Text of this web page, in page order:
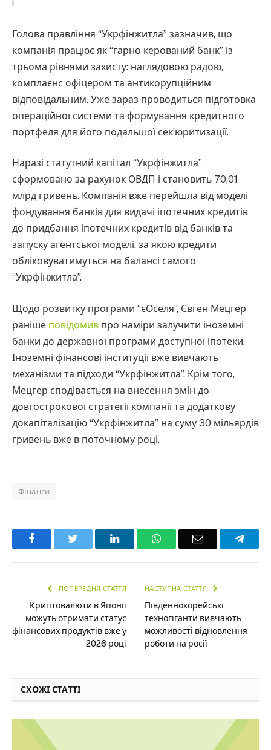
Голова правління “Укрфінжитла” зазначив, що
компанія працює як “гарно керований банк” із
трьома рівнями захисту: наглядовою радою,
комплаєнс офіцером та антикорупційним
відповідальним. Уже зараз проводиться підготовка
операційної системи та формування кредитного
портфеля для його подальшої сек’юритизації.
Наразі статутний капітал “Укрфінжитла”
сформовано за рахунок ОВДП і становить 70,01
млрд гривень. Компанія вже перейшла від моделі
фондування банків для видачі іпотечних кредитів
до придбання іпотечних кредитів від банків та
запуску агентської моделі, за якою кредити
обліковуватимуться на балансі самого
“Укрфінжитла”.
Щодо розвитку програми “єОселя”, Євген Мецгер
раніше повідомив про наміри залучити іноземні
банки до державної програми доступної іпотеки.
Іноземні фінансові інституції вже вивчають
механізми та підходи “Укрфінжитла”. Крім того,
Мецгер сподівається на внесення змін до
довгострокової стратегії компанії та додаткову
докапіталізацію “Укрфінжитла” на суму 30 мільярдів
гривень вже в поточному році.
Фінанси
Facebook LinkedInWhatsAppEmail
ПОПЕРЕДНЯ СТАТТЯ
Криптовалюти в Японії
можуть отримати статус
фінансових продуктів вже у
2026 році
НАСТУПНА СТАТТЯ
Південнокорейські
техногіганти вивчають
можливості відновлення
роботи на росії
СХОЖІ СТАТТІ